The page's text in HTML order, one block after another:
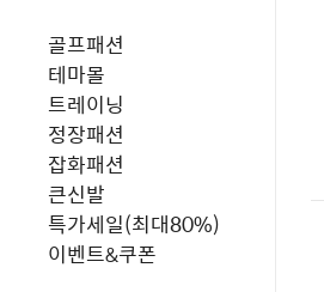
골프패션
테마몰
트레이닝
정장패션
잡화패션
큰신발
특가세일(최대80%)
이벤트&쿠폰